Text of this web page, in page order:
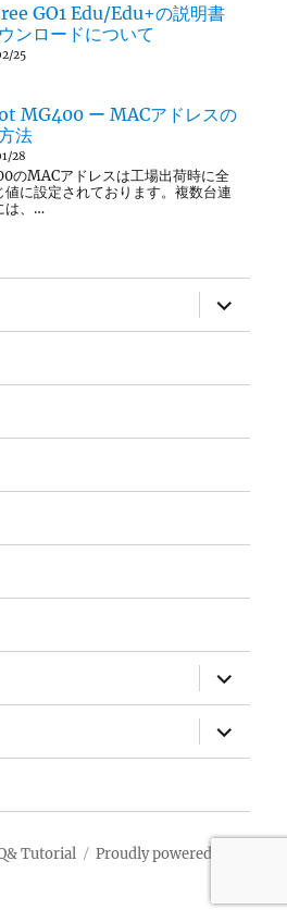
GO1 Edu/Edu+の説明書
ンロードについて
25
MG400 ー MACアドレスの
法
28
のMACアドレスは工場出荷時に全
値に設定されております。複数台連
は、…
サ
ブ
メ
ー
開
サ
ブ
メ
ニ
ュ
ー
開
サ
ブ
メ
ー
展
開
Tutorial
Proudly powered by